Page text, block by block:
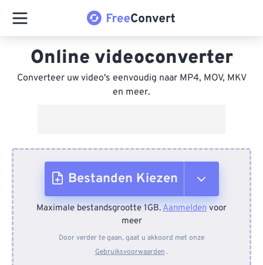
Online videoconverter
Converteer uw video's eenvoudig naar MP4, MOV, MKV
en meer.
Bestanden Kiezen
Van apparaat
Van Dropbox
Maximale bestandsgrootte 1GB.Aanmelden voor
meer
Door verder te gaan, gaat u akkoord met onze
Gebruiksvoorwaarden .